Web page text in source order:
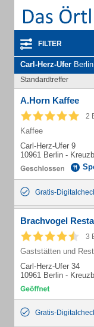
FILTER
Carl-Herz-Ufer Berlin
Standardtreffer
A.Horn Kaffee
2
Kaffee
Carl-Herz-Ufer 9
10961 Berlin -
Gratis-
Brachvogel
3
Gaststätten und
Carl-Herz-Ufer 34
10961 Berlin -
Gratis-